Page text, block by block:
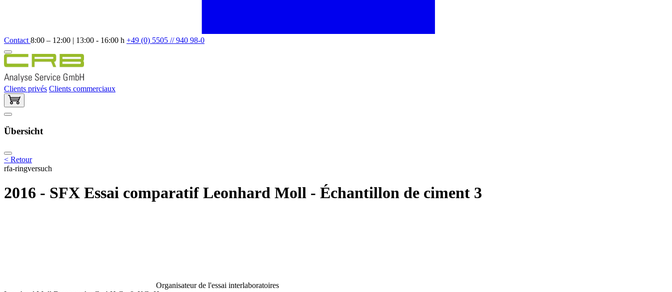
Contact 8:00 – 12:00 | 13:00 - 16:00 h +49 (0) 5505 // 940 98-0
Clients privés Clients commerciaux
Übersicht
< Retour
rfa-ringversuch
2016 - SFX Essai comparatif Leonhard Moll - Échantillon de ciment 3
Organisateur de l'essai interlaboratoires